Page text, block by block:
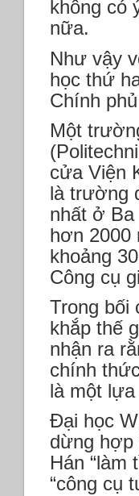
không có
nữa.
Như vậy
học thứ
Chính
Một
cửa Viện
là trường
nhất ở
hơn 2000
khoảng
Công cụ
Trong bối
khắp thế
nhận ra
chính
là một
Đại học
dừng hợp
Hán “làm
“công cụ